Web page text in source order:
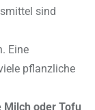
sind
Eine
pflanzliche
Milch oder Tofu